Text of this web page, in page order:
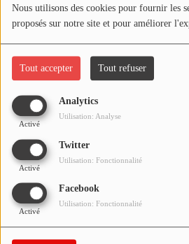
Nous utilisons des cookies pour fournir les
proposés sur notre site et pour améliorer
Tout accepter Tout refuser
Analytics
Activé
Utilisation: Analyse
Twitter
Activé
Utilisation: Fonctionnalité
Facebook
Activé
Utilisation: Fonctionnalité
PHOTOS
ANNONCEURS & ESPACE PRO
VOTRE PUBLICITÉ SUR PONTACQ RADIO
LOCATION DE STUDIOS
ÉDUCATION AUX MÉDIAS ET À
L'INFORMATION
EN QUOI ÇA CONSISTE ?
Télécharger le podcast
septembre 2019 !